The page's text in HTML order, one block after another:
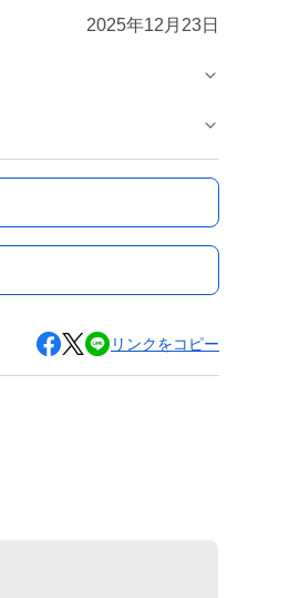
2025年12月23日
リンクをコピー